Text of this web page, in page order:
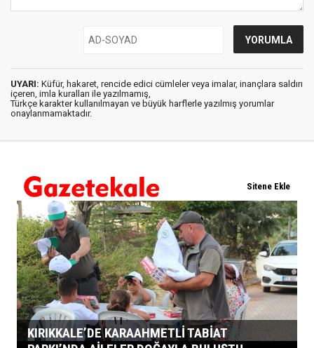
UYARI: Küfür, hakaret, rencide edici cümleler veya imalar, inançlara saldırı
içeren, imla kuralları ile yazılmamış,
Türkçe karakter kullanılmayan ve büyük harflerle yazılmış yorumlar
onaylanmamaktadır.